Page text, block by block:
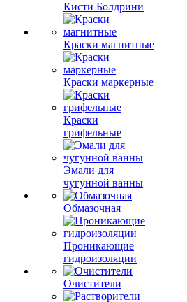
Кисти Болдрини
Краски магнитные
Краски маркерные
Краски
грифельные
Эмали для
чугунной ванны
Обмазочная
Проникающие
гидроизоляции
Очистители